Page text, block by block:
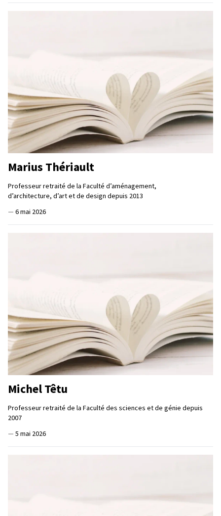
Marius Thériault
Professeur retraité de la Faculté d’aménagement,
d’architecture, d’art et de design depuis 2013
— 6 mai 2026
Michel Têtu
Professeur retraité de la Faculté des sciences et de génie depuis
2007
— 5 mai 2026